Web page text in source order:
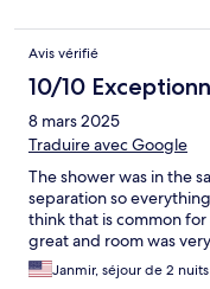
Avis vérifié
10/10
8 mars 2025
Traduire avec Google
The shower was in the
separation so
think that is common
great and room was
Janmir, séjour de 2 nuits